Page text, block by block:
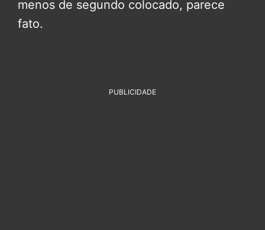
menos de segundo colocado, parece
fato.
PUBLICIDADE